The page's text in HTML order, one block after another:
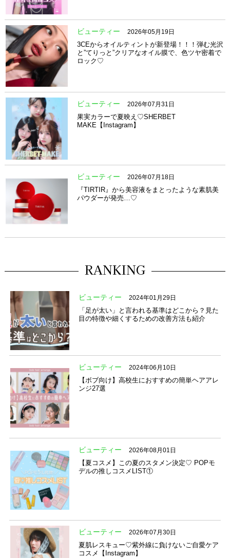
ビューティー 2026年05月19日
3CEからオイルティントが新登場！！！弾む光沢
と”てりっと”クリアなオイル膜で、色ツヤ密着で
ロック♡
ビューティー 2026年07月31日
果実カラーで夏映え♡SHERBET
MAKE【Instagram】
ビューティー 2026年07月18日
『TIRTIR』から美容液をまとったような素肌美
パウダーが発売…♡
RANKING
ビューティー 2024年01月29日
「足が太い」と言われる基準はどこから？見た
目の特徴や細くするための改善方法も紹介
ビューティー 2024年06月10日
【ボブ向け】高校生におすすめの簡単ヘアアレ
ンジ27選
ビューティー 2026年08月01日
【夏コスメ】この夏のスタメン決定♡ POPモ
デルの推しコスメLIST①
ビューティー 2026年07月30日
夏肌レスキュー♡紫外線に負けないご自愛ケア
コスメ【Instagram】